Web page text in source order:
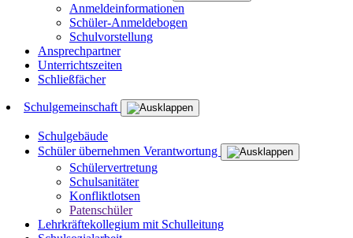
Anmeldeinformationen
Schüler-Anmeldebogen
Schulvorstellung
Ansprechpartner
Unterrichtszeiten
Schließfächer
Schulgemeinschaft
Schulgebäude
Schüler übernehmen Verantwortung
Schülervertretung
Schulsanitäter
Konfliktlotsen
Patenschüler
Lehrkräftekollegium mit Schulleitung